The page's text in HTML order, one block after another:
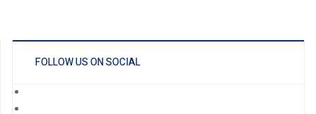
FOLLOW US ON SOCIAL